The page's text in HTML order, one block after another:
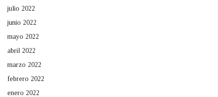
julio 2022
junio 2022
mayo 2022
abril 2022
marzo 2022
febrero 2022
enero 2022